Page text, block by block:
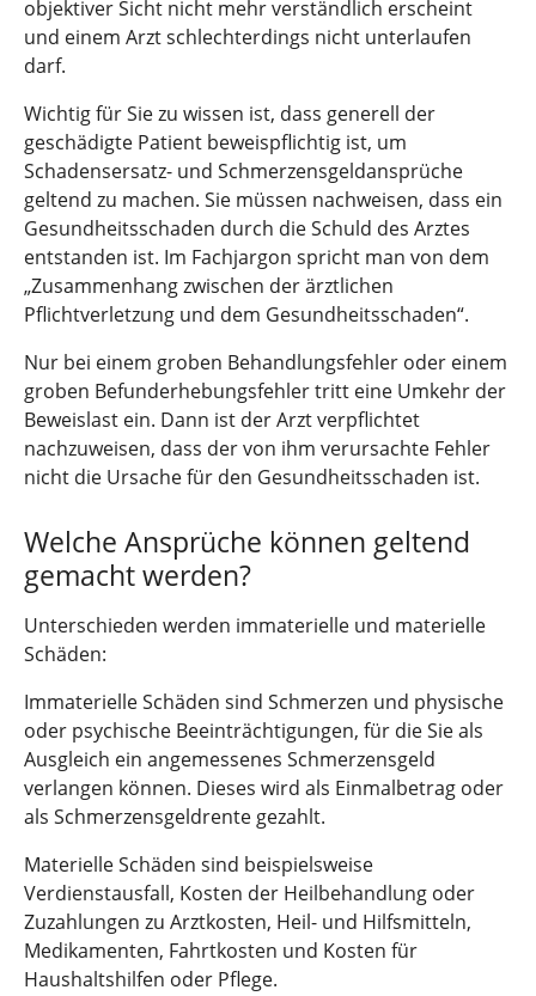
objektiver Sicht nicht mehr verständlich erscheint
und einem Arzt schlechterdings nicht unterlaufen
darf.
Wichtig für Sie zu wissen ist, dass generell der
geschädigte Patient beweispflichtig ist, um
Schadensersatz- und Schmerzensgeldansprüche
geltend zu machen. Sie müssen nachweisen, dass ein
Gesundheitsschaden durch die Schuld des Arztes
entstanden ist. Im Fachjargon spricht man von dem
„Zusammenhang zwischen der ärztlichen
Pflichtverletzung und dem Gesundheitsschaden“.
Nur bei einem groben Behandlungsfehler oder einem
groben Befunderhebungsfehler tritt eine Umkehr der
Beweislast ein. Dann ist der Arzt verpflichtet
nachzuweisen, dass der von ihm verursachte Fehler
nicht die Ursache für den Gesundheitsschaden ist.
Welche Ansprüche können geltend
gemacht werden?
Unterschieden werden immaterielle und materielle
Schäden:
Immaterielle Schäden sind Schmerzen und physische
oder psychische Beeinträchtigungen, für die Sie als
Ausgleich ein angemessenes Schmerzensgeld
verlangen können. Dieses wird als Einmalbetrag oder
als Schmerzensgeldrente gezahlt.
Materielle Schäden sind beispielsweise
Verdienstausfall, Kosten der Heilbehandlung oder
Zuzahlungen zu Arztkosten, Heil- und Hilfsmitteln,
Medikamenten, Fahrtkosten und Kosten für
Haushaltshilfen oder Pflege.